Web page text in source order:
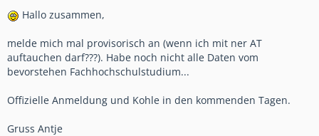
Hallo zusammen,
melde mich mal provisorisch an (wenn ich mit ner AT
auftauchen darf???). Habe noch nicht alle Daten vom
bevorstehen Fachhochschulstudium...
Offizielle Anmeldung und Kohle in den kommenden Tagen.
Gruss Antje